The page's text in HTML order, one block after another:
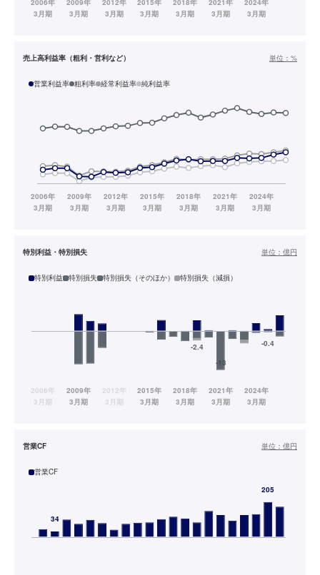
売上高利益率（粗利・営利など） 単位： %
営業利益率 粗利率 経常利益率 純利益率
特別利益・特別損失 単位： 億円
特別利益 特別損失 特別損失（そのほか） 特別損失（減損）
営業CF 単位： 億円
営業CF